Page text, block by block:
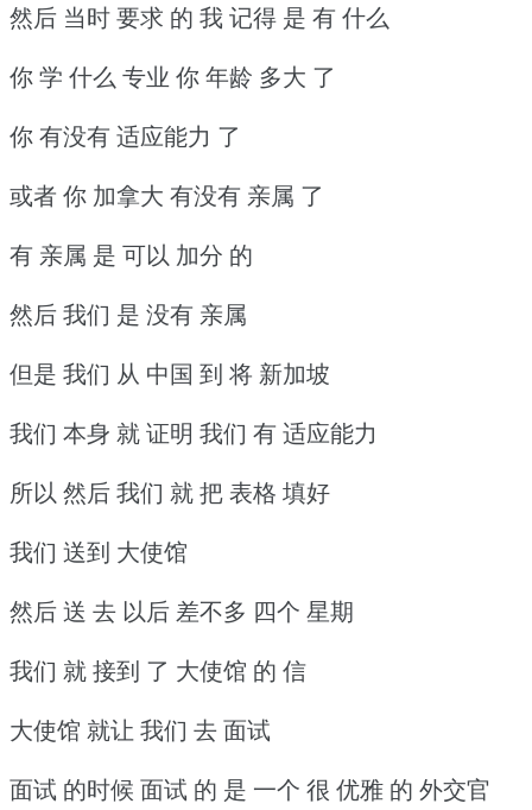
然后 当时 要求 的 我 记得 是 有 什么
你 学 什么 专业 你 年龄 多大 了
你 有没有 适应能力 了
或者 你 加拿大 有没有 亲属 了
有 亲属 是 可以 加分 的
然后 我们 是 没有 亲属
但是 我们 从 中国 到 将 新加坡
我们 本身 就 证明 我们 有 适应能力
所以 然后 我们 就 把 表格 填好
我们 送到 大使馆
然后 送 去 以后 差不多 四个 星期
我们 就 接到 了 大使馆 的 信
大使馆 就让 我们 去 面试
面试 的时候 面试 的 是 一个 很 优雅 的 外交官